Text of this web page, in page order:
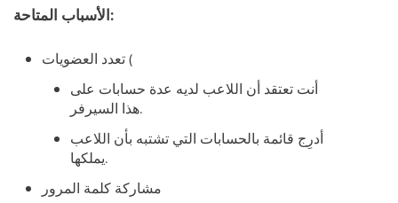
الأسباب المتاحة:
تعدد العضويات (
أنت تعتقد أن اللاعب لديه عدة حسابات على
هذا السيرفر.
أدرِج قائمة بالحسابات التي تشتبه بأن اللاعب
يملكها.
مشاركة كلمة المرور